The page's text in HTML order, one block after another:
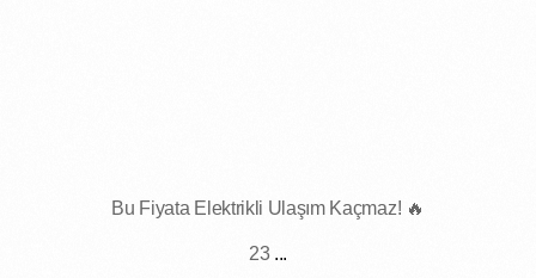
Bu Fiyata Elektrikli Ulaşım Kaçmaz! 🔥
23 ...